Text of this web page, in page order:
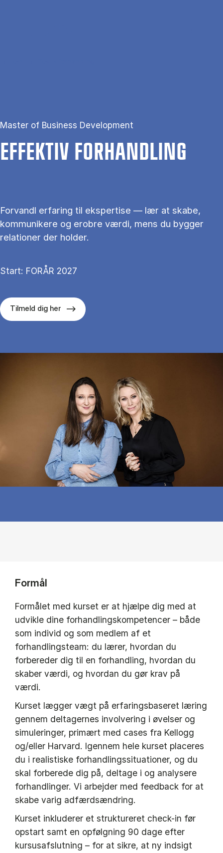
Master of Business Development
EF­FEK­TIV FOR­HAND­LING
Forvandl erfaring til ekspertise — lær at skabe,
kommunikere og erobre værdi, mens du bygger
relationer der holder.
Start: FORÅR 2027
Tilmeld dig her
Formål
Formålet med kurset er at hjælpe dig med at
udvikle dine forhandlingskompetencer – både
som individ og som medlem af et
forhandlingsteam: du lærer, hvordan du
forbereder dig til en forhandling, hvordan du
skaber værdi, og hvordan du gør krav på
værdi.
Kurset lægger vægt på erfaringsbaseret læring
gennem deltagernes involvering i øvelser og
simuleringer, primært med cases fra Kellogg
og/eller Harvard. Igennem hele kurset placeres
du i realistiske forhandlingssituationer, og du
skal forberede dig på, deltage i og analysere
forhandlinger. Vi arbejder med feedback for at
skabe varig adfærdsændring.
Kurset inkluderer et struktureret check-in før
opstart samt en opfølgning 90 dage efter
kursusafslutning – for at sikre, at ny indsigt